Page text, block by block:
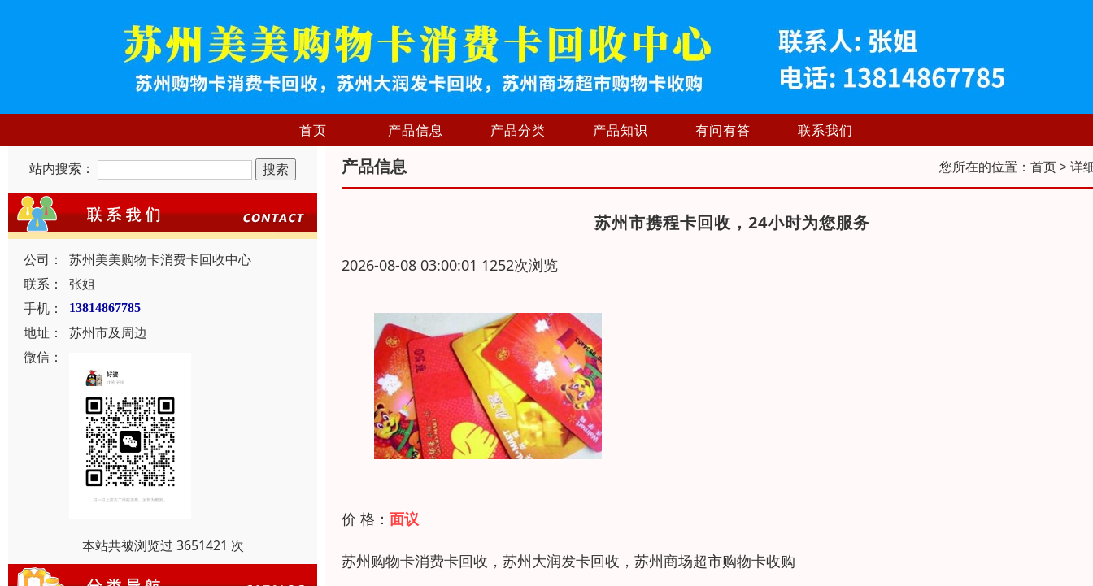
首页 产品信息 产品分类 产品知识 有问有答 联系我们
站内搜索：
公司：
苏州美美购物卡消费卡回收中心
联系：
张姐
手机：
13814867785
地址：
苏州市及周边
微信：
本站共被浏览过 3651421 次
产品信息 您所在的位置： 首页> 详
苏州市携程卡回收，24小时为您服务
2026-08-08 03:00:01 1252次浏览
价 格： 面议
苏州购物卡消费卡回收，苏州大润发卡回收，苏州商场超市购物卡收购